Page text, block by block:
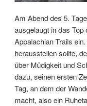
Am Abend des 5.
ausgelaugt in das
Appalachian Trails
herausstellen sollte,
über Müdigkeit und
dazu, seinen ersten
Tag, an dem der
macht, also ein